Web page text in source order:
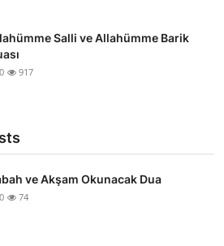
Salli ve Allahümme Barik
0 917
ve Akşam Okunacak Dua
0 74